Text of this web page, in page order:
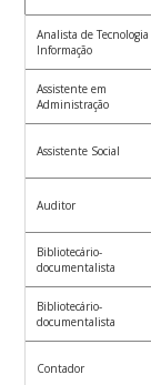
Analista de Tecnologia
Informação
Assistente em
Administração
Assistente Social
Auditor
Bibliotecário-
documentalista
Bibliotecário-
documentalista
Contador